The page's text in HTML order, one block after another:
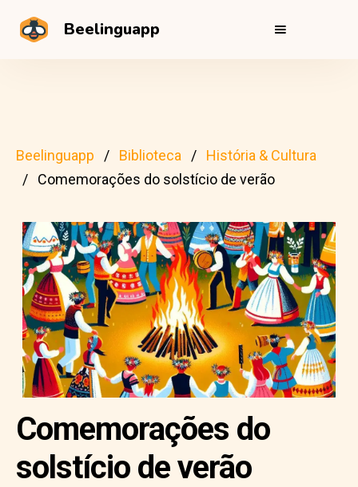
Beelinguapp
Beelinguapp Biblioteca
História & Cultura
Comemorações do solstício de verão
Comemorações do
solstício de verão